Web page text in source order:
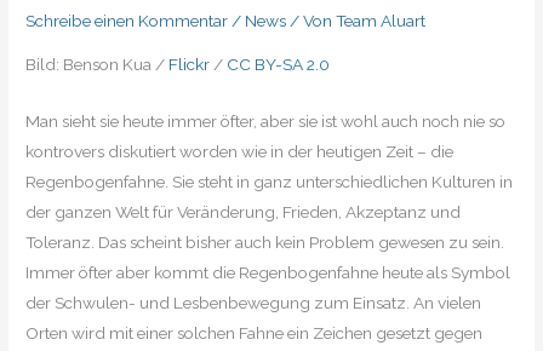
Schreibe einen Kommentar/ News/ VonTeam Aluart
Bild: Benson Kua / Flickr / CC BY-SA 2.0
Man sieht sie heute immer öfter, aber sie ist wohl auch noch nie so
kontrovers diskutiert worden wie in der heutigen Zeit – die
Regenbogenfahne. Sie steht in ganz unterschiedlichen Kulturen in
der ganzen Welt für Veränderung, Frieden, Akzeptanz und
Toleranz. Das scheint bisher auch kein Problem gewesen zu sein.
Immer öfter aber kommt die Regenbogenfahne heute als Symbol
der Schwulen- und Lesbenbewegung zum Einsatz. An vielen
Orten wird mit einer solchen Fahne ein Zeichen gesetzt gegen